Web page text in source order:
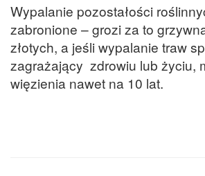
Wypalanie pozostałości
zabronione – grozi za to
złotych, a jeśli wypalanie traw
zagrażający zdrowiu lub życiu,
więzienia nawet na 10 lat.